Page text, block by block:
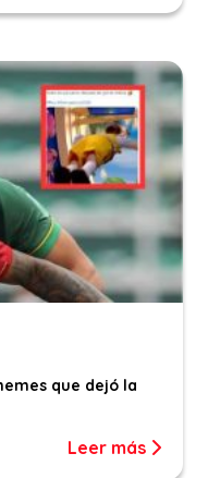
que dejó la
Leer más